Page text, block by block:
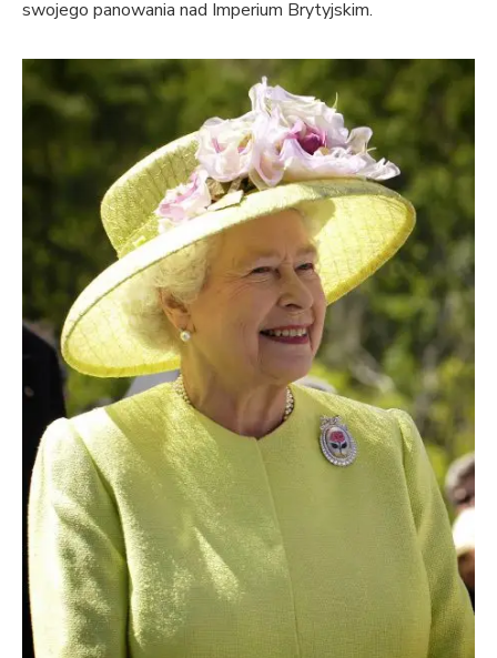
swojego panowania nad Imperium Brytyjskim.